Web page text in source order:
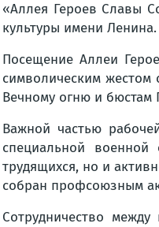
«Аллея Героев Славы
культуры имени Ленина.
Посещение Аллеи
символическим
Вечному огню и бюстам
Важной частью
специальной
трудящихся, но и
собран профсоюзным
Сотрудничество